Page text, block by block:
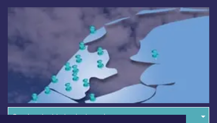
Overige dagbladen in de regio